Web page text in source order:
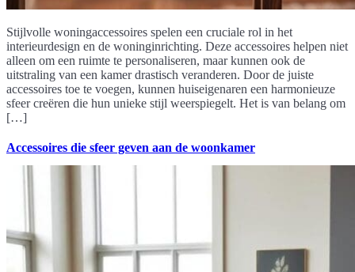
Stijlvolle woningaccessoires spelen een cruciale rol in het
interieurdesign en de woninginrichting. Deze accessoires helpen niet
alleen om een ruimte te personaliseren, maar kunnen ook de
uitstraling van een kamer drastisch veranderen. Door de juiste
accessoires toe te voegen, kunnen huiseigenaren een harmonieuze
sfeer creëren die hun unieke stijl weerspiegelt. Het is van belang om
[…]
Accessoires die sfeer geven aan de woonkamer